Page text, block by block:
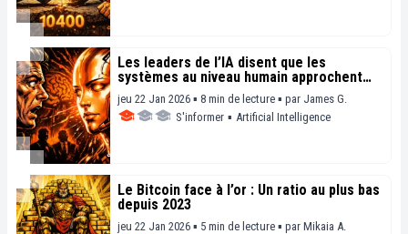
Les leaders de l’IA disent que les
systèmes au niveau humain approchent
rapidement
jeu 22 Jan 2026 ▪ 8 min de lecture ▪ par James G.
S'informer ▪ Artificial Intelligence
Le Bitcoin face à l’or : Un ratio au plus bas
depuis 2023
jeu 22 Jan 2026 ▪ 5 min de lecture ▪ par Mikaia A.